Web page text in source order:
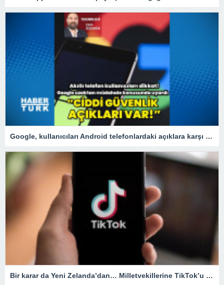
Google, kullanıcıları Android telefonlardaki açıklara karşı uyardı!
Bir karar da Yeni Zelanda’dan… Milletvekillerine TikTok’u yasaklıyorlar!